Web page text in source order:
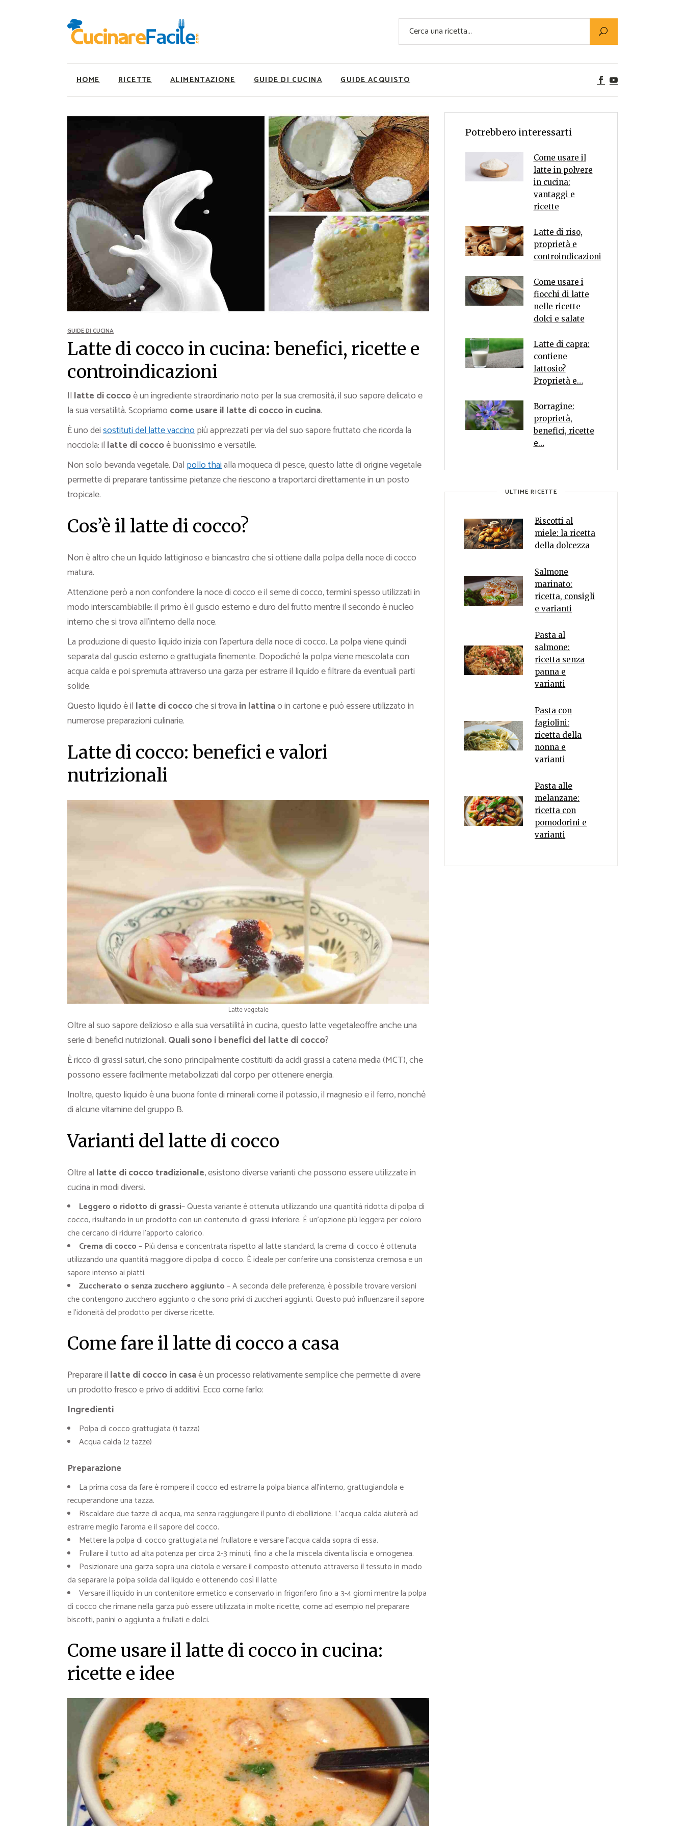
Cerca
HOME RICETTE
Ricette Facili e Veloci
Ricette Antipasti
Ricette Dolci
Ricette Carne
Ricette Secondi
Ricette Pizze e Rustici
Ricette Contorni
Ricette Piatti unici
Ricette Pesce
Video Ricette
Ricette per Ingrediente
ALIMENTAZIONE
Utility
Nutrizionista a tavola
Ricette Vegetariane
Ricette Vegane
Rumors
GUIDE DI CUCINA GUIDE ACQUISTO
Ricette Facili e Veloci
Ricette Primi Piatti
Ricette Dolci
Ricette Carne
Ricette Secondi
Ricette Pizze e Rustici
Ricette Contorni
Ricette Piatti unici
Ricette Pesce
Video Ricette
Ricette per Ingrediente
Utility
Super Alimenti
Ricette Vegetariane
Rumors
GUIDE DI CUCINA
Latte di cocco in cucina: benefici, ricette e
controindicazioni
Il latte di coccoè un ingrediente straordinario noto per la sua cremosità, il suo sapore delicato e
la sua versatilità. Scopriamo come usare il latte di cocco in cucina.
È uno deisostituti del latte vaccinopiù apprezzati per via del suo sapore fruttato che ricorda la
nocciola: il latte di coccoè buonissimo e versatile.
Non solo bevanda vegetale. Dal pollo thaialla moqueca di pesce, questo latte di origine vegetale
permette di preparare tantissime pietanze che riescono a traportarci direttamente in un posto
tropicale.
Cos’è il latte di cocco?
Non è altro che un liquido lattiginoso e biancastro che si ottiene dalla polpa della noce di cocco
matura.
Attenzione però a non confondere la noce di cocco e il seme di cocco, termini spesso utilizzati in
modo interscambiabile: il primo è il guscio esterno e duro del frutto mentre il secondo è nucleo
interno che si trova all’interno della noce.
La produzione di questo liquido inizia con l’apertura della noce di cocco. La polpa viene quindi
separata dal guscio esterno e grattugiata finemente. Dopodiché la polpa viene mescolata con
acqua calda e poi spremuta attraverso una garza per estrarre il liquido e filtrare da eventuali parti
solide.
Questo liquido è il latte di coccoche si trova inlattinao in cartone e può essere utilizzato in
numerose preparazioni culinarie.
Latte di cocco: benefici e valori
nutrizionali
Latte vegetale
Oltre al suo sapore delizioso e alla sua versatilità in cucina, questo latte vegetaleoffre anche una
serie di benefici nutrizionali. Quali sono i benefici del latte di cocco?
È ricco di grassi saturi, che sono principalmente costituiti da acidi grassi a catena media (MCT), che
possono essere facilmente metabolizzati dal corpo per ottenere energia.
Inoltre, questo liquido è una buona fonte di minerali come il potassio, il magnesio e il ferro, nonché
di alcune vitamine del gruppo B.
Varianti del latte di cocco
Oltre al latte di cocco tradizionale, esistono diverse varianti che possono essere utilizzate in
cucina in modi diversi.
Leggero o ridotto di grassi– Questa variante è ottenuta utilizzando una quantità ridotta di polpa di
cocco, risultando in un prodotto con un contenuto di grassi inferiore. È un’opzione più leggera per coloro
che cercano di ridurre l’apporto calorico.
Crema di cocco– Più densa e concentrata rispetto al latte standard, la crema di cocco è ottenuta
utilizzando una quantità maggiore di polpa di cocco. È ideale per conferire una consistenza cremosa e un
sapore intenso ai piatti.
Zuccherato o senza zucchero aggiunto– A seconda delle preferenze, è possibile trovare versioni
che contengono zucchero aggiunto o che sono privi di zuccheri aggiunti. Questo può influenzare il sapore
e l’idoneità del prodotto per diverse ricette.
Come fare il latte di cocco a casa
Preparare il latte di cocco in casaè un processo relativamente semplice che permette di avere
un prodotto fresco e privo di additivi. Ecco come farlo:
Ingredienti
Polpa di cocco grattugiata (1 tazza)
Acqua calda (2 tazze)
Preparazione
La prima cosa da fare è rompere il cocco ed estrarre la polpa bianca all’interno, grattugiandola e
recuperandone una tazza.
Riscaldare due tazze di acqua, ma senza raggiungere il punto di ebollizione. L’acqua calda aiuterà ad
estrarre meglio l’aroma e il sapore del cocco.
Mettere la polpa di cocco grattugiata nel frullatore e versare l’acqua calda sopra di essa.
Frullare il tutto ad alta potenza per circa 2-3 minuti, fino a che la miscela diventa liscia e omogenea.
Posizionare una garza sopra una ciotola e versare il composto ottenuto attraverso il tessuto in modo
da separare la polpa solida dal liquido e ottenendo così il latte
Versare il liquido in un contenitore ermetico e conservarlo in frigorifero fino a 3-4 giorni mentre la polpa
di cocco che rimane nella garza può essere utilizzata in molte ricette, come ad esempio nel preparare
biscotti, panini o aggiunta a frullati e dolci.
Come usare il latte di cocco in cucina:
ricette e idee
Potrebbero interessarti
Come usare il
latte in polvere
in cucina:
vantaggi e
ricette
Latte di riso,
proprietà e
controindicazioni
Come usare i
fiocchi di latte
nelle ricette
dolci e salate
Latte di capra:
contiene
lattosio?
Proprietà e…
Borragine:
proprietà,
benefici, ricette
e…
ULTIME RICETTE
Biscotti al
miele: la ricetta
della dolcezza
Salmone
marinato:
ricetta, consigli
e varianti
Pasta al
salmone:
ricetta senza
panna e
varianti
Pasta con
fagiolini:
ricetta della
nonna e
varianti
Pasta alle
melanzane:
ricetta con
pomodorini e
varianti